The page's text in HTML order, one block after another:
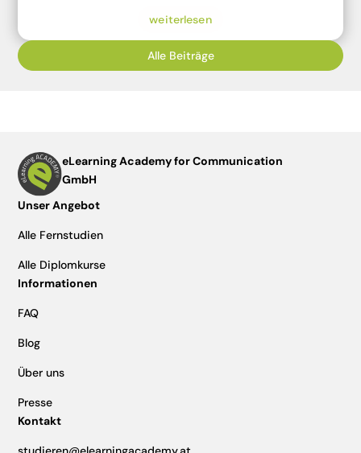
weiterlesen
Alle Beiträge
eLearning Academy for Communication
GmbH
Unser Angebot
Alle Fernstudien
Alle Diplomkurse
Informationen
FAQ
Blog
Über uns
Presse
Kontakt